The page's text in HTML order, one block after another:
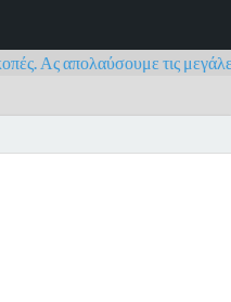
Ας απολαύσουμε τις
εσύ μέλος του Πανελλήνιου